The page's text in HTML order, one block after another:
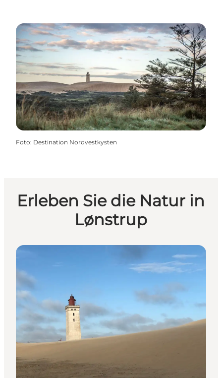
Foto: Destination Nordvestkysten
Erleben Sie die Natur in
Lønstrup